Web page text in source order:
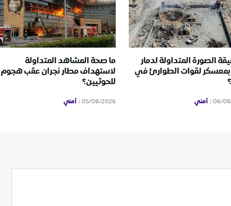
الصورة المتداولة لدمار
بمعسكر لقوات الطوارئ في
06/ أمني
ما صحة المشاهد المتداولة
لاستهداف مطار نجران عقب هجوم
للحوثيين؟
05/08/2026 أمني